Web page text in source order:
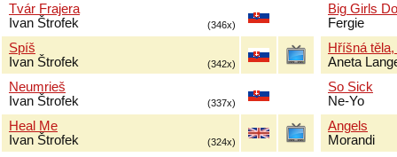
Tvár Frajera
Ivan Štrofek
(346x)
Spíš
Ivan Štrofek
(342x)
Neumrieš
Ivan Štrofek
(337x)
Heal Me
Ivan Štrofek
(324x)
Big Girls
Fergie
Hříšná
Aneta
So Sick
Ne-Yo
Angels
Morandi